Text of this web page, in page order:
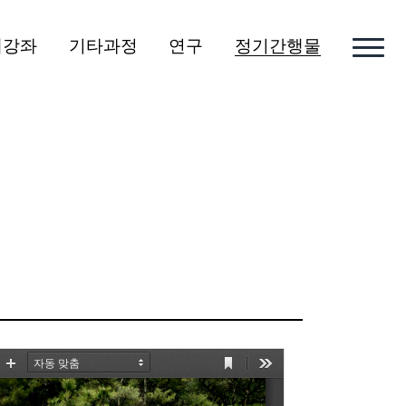
좌 기타과정 연구 정기간행물